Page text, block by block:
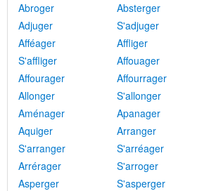
Abroger
Absterger
Adjuger
S'adjuger
Afféager
Affliger
S'affliger
Affouager
Affourager
Affourrager
Allonger
S'allonger
Aménager
Apanager
Aquiger
Arranger
S'arranger
S'arréager
Arrérager
S'arroger
Asperger
S'asperger